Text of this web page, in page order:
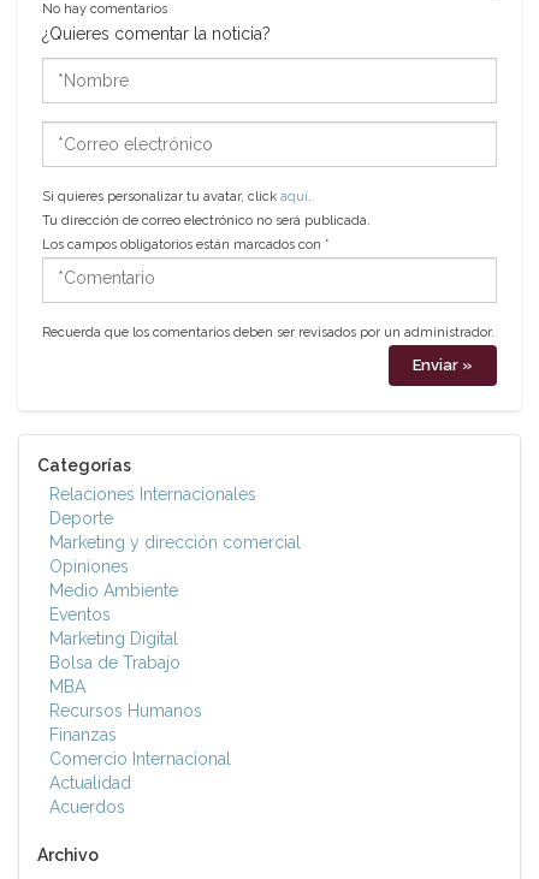
No hay comentarios
¿Quieres comentar la noticia?
*Nombre
*Correo
electrónico
Si quieres personalizar tu avatar, click aquí.
Tu dirección de correo electrónico no será publicada.
Los campos obligatorios están marcados con *
*Comentario
Recuerda que los comentarios deben ser revisados por un administrador.
Categorías
Relaciones Internacionales
Deporte
Marketing y dirección comercial
Opiniones
Medio Ambiente
Eventos
Marketing Digital
Bolsa de Trabajo
MBA
Recursos Humanos
Finanzas
Comercio Internacional
Actualidad
Acuerdos
Archivo